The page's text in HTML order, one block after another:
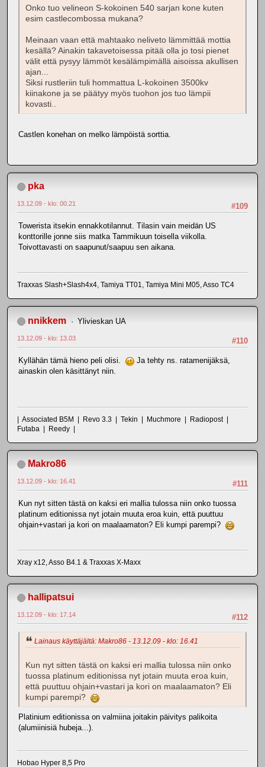
Onko tuo velineon S-kokoinen 540 sarjan kone kuten
esim castlecombossa mukana?
Meinaan vaan että mahtaako neliveto lämmittää mottia
kesällä? Ainakin takavetoisessa pitää olla jo tosi pienet
välit että pysyy lämmöt kesälämpimällä aisoissa akullisen
ajan...
Siksi rustleriin tuli hommattua L-kokoinen 3500kv
kiinakone ja se päätyy myös tuohon jos tuo lämpii
kovasti..
Castlen konehan on melko lämpöistä sorttia.
pka
#109
13.12.09 - klo: 00.21
Towerista itsekin ennakkotilannut. Tilasin vain meidän US
konttorille jonne siis matka Tammikuun toisella viikolla.
Toivottavasti on saapunut/saapuu sen aikana.
Traxxas Slash+Slash4x4, Tamiya TT01, Tamiya Mini M05, Asso TC4
nnikkem Ylivieskan UA
#110
13.12.09 - klo: 13.03
Kyllähän tämä hieno peli olisi.
Ja tehty ns. ratamenijäksä,
ainaskin olen käsittänyt niin.
| Associated B5M | Revo 3.3 | Tekin | Muchmore | Radiopost |
Futaba | Reedy |
Makro86
#111
13.12.09 - klo: 16.41
Kun nyt sitten tästä on kaksi eri mallia tulossa niin onko tuossa
platinum editionissa nyt jotain muuta eroa kuin, että puuttuu
ohjain+vastari ja kori on maalaamaton? Eli kumpi parempi?
Xray x12, Asso B4.1 & Traxxas X-Maxx
hallipatsui
#112
13.12.09 - klo: 17.14
Lainaus käyttäjältä: Makro86 - 13.12.09 - klo: 16.41
Kun nyt sitten tästä on kaksi eri mallia tulossa niin onko
tuossa platinum editionissa nyt jotain muuta eroa kuin,
että puuttuu ohjain+vastari ja kori on maalaamaton? Eli
kumpi parempi?
Platinium editionissa on valmiina joitakin päivitys palikoita
(alumiinisiä hubeja...).
Hobao Hyper 8,5 Pro